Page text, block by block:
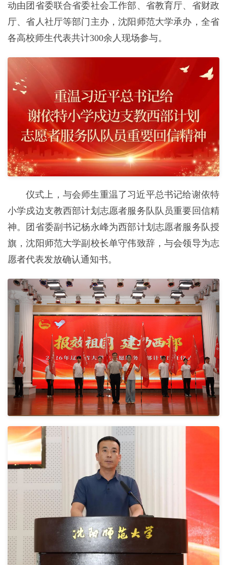
动由团省委联合省委社会工作部、省教育厅、省财政
厅、省人社厅等部门主办，沈阳师范大学承办，全省
各高校师生代表共计300余人现场参与。
仪式上，与会师生重温了习近平总书记给谢依特
小学戍边支教西部计划志愿者服务队队员重要回信精
神。团省委副书记杨永峰为西部计划志愿者服务队授
旗，沈阳师范大学副校长单守伟致辞，与会领导为志
愿者代表发放确认通知书。